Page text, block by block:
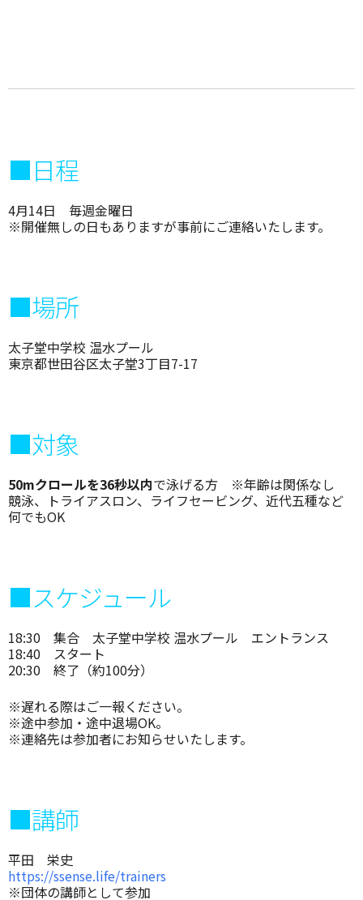
■日程
4月14日 毎週金曜日
※開催無しの日もありますが事前にご連絡いたします。
■場所
太子堂中学校 温水プール
東京都世田谷区太子堂3丁目7-17
■対象
50mクロールを36秒以内で泳げる方 ※年齢は関係なし
競泳、トライアスロン、ライフセービング、近代五種など
何でもOK
■スケジュール
18:30 集合 太子堂中学校 温水プール エントランス
18:40 スタート
20:30 終了（約100分）
※遅れる際はご一報ください。
※途中参加・途中退場OK。
※連絡先は参加者にお知らせいたします。
■講師
平田 栄史
https://ssense.life/trainers
※団体の講師として参加